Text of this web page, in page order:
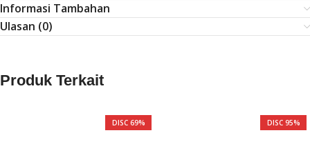
Informasi Tambahan
Ulasan (0)
Produk Terkait
DISC 69% DISC 95%